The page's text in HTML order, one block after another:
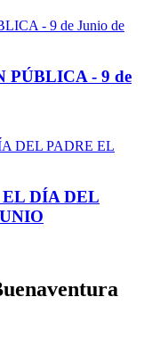
PÚBLICA - 9 de
DÍA DEL